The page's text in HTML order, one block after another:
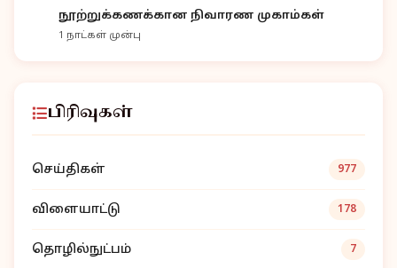
நூற்றுக்கணக்கான நிவாரண முகாம்கள்
1 நாட்கள் முன்பு
பிரிவுகள்
செய்திகள் 977
விளையாட்டு 178
தொழில்நுட்பம் 7